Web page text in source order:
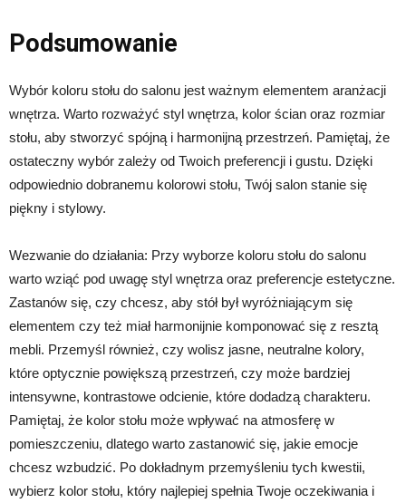
Podsumowanie
Wybór koloru stołu do salonu jest ważnym elementem aranżacji
wnętrza. Warto rozważyć styl wnętrza, kolor ścian oraz rozmiar
stołu, aby stworzyć spójną i harmonijną przestrzeń. Pamiętaj, że
ostateczny wybór zależy od Twoich preferencji i gustu. Dzięki
odpowiednio dobranemu kolorowi stołu, Twój salon stanie się
piękny i stylowy.
Wezwanie do działania: Przy wyborze koloru stołu do salonu
warto wziąć pod uwagę styl wnętrza oraz preferencje estetyczne.
Zastanów się, czy chcesz, aby stół był wyróżniającym się
elementem czy też miał harmonijnie komponować się z resztą
mebli. Przemyśl również, czy wolisz jasne, neutralne kolory,
które optycznie powiększą przestrzeń, czy może bardziej
intensywne, kontrastowe odcienie, które dodadzą charakteru.
Pamiętaj, że kolor stołu może wpływać na atmosferę w
pomieszczeniu, dlatego warto zastanowić się, jakie emocje
chcesz wzbudzić. Po dokładnym przemyśleniu tych kwestii,
wybierz kolor stołu, który najlepiej spełnia Twoje oczekiwania i